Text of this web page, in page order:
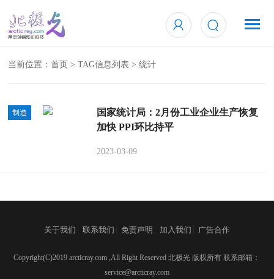
当前位置：首页 > TAG信息列表 > 统计
制造
国家统计局：2月份工业企业生产恢复
加快 PPI环比持平
2023-03-09
关于我们 联系我们 免责声明 加入我们 广告合作
Copyright(C)2019 arcticray.com ,All Right Reserved 北极光 版权所有 联系邮箱：
service@arcticray.com